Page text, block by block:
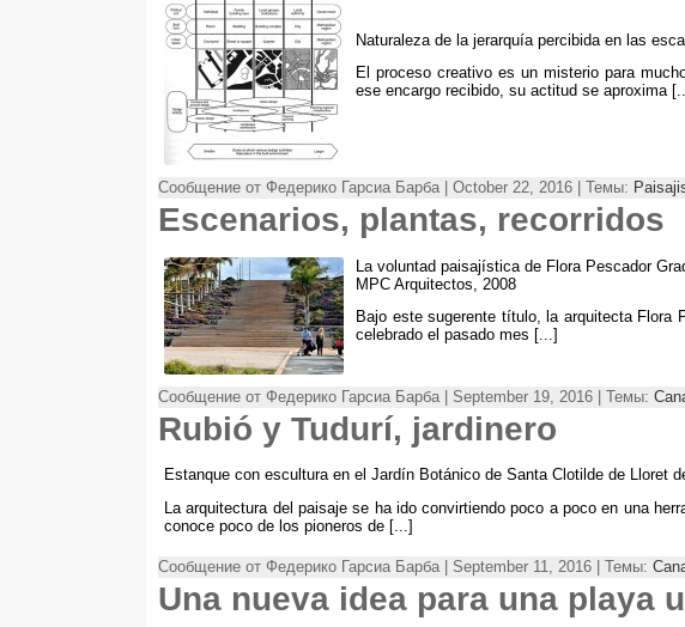
Naturaleza de la jerarquía percibida en las
El proceso creativo es un misterio para
ese encargo recibido, su actitud se aproxima
Сообщение от Федерико Гарсиа Барба | October 22, 2016 | Темы:
Escenarios, plantas, recorridos
La voluntad paisajística de Flora Pescador
MPC Arquitectos , 2008
Bajo este sugerente título, la arquitecta Flora
celebrado el pasado mes [...]
Сообщение от Федерико Гарсиа Барба | September 19, 2016 | Темы:
Rubió y Tudurí, jardinero
Estanque con escultura en el Jardín Botánico de Santa Clotilde de Lloret
La arquitectura del paisaje se ha ido convirtiendo poco a poco en una
conoce poco de los pioneros de [...]
Сообщение от Федерико Гарсиа Барба | September 11, 2016 | Темы:
Una nueva idea para una playa